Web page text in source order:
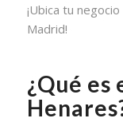
¡Ubica tu
Madrid!
¿Qué